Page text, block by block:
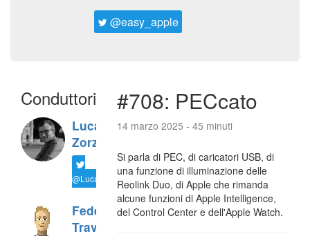
@easy_apple
Conduttori
Luca
Zorzi
@LucaTNT
Federico
Travaini
#708: PECcato
14 marzo 2025 - 45 minuti
Si parla di PEC, di caricatori USB, di
una funzione di illuminazione delle
Reolink Duo, di Apple che rimanda
alcune funzioni di Apple Intelligence,
del Control Center e dell'Apple Watch.